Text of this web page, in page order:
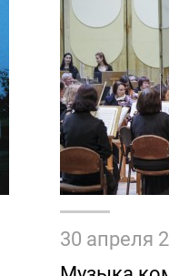
30 апреля